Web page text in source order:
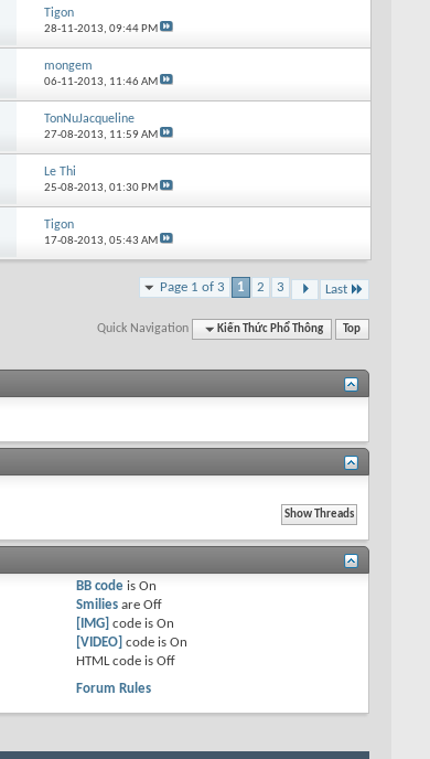
Tigon
28-11-2013, 09:44 PM
mongem
06-11-2013, 11:46 AM
TonNuJacqueline
27-08-2013, 11:59 AM
Le Thi
25-08-2013, 01:30 PM
Tigon
17-08-2013, 05:43 AM
Page 1 of 3 1 2 3 Last
Quick Navigation Kiến Thức Phổ Thông Top
BB code isOn
Smilies areOff
[IMG] code isOn
[VIDEO] code isOn
HTML code isOff
Forum Rules